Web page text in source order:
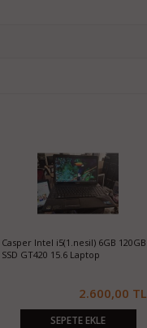
Asus D509DA-EJ315 Ryzen5 3500
8GB 256SSD 15.6 Taşınabilir
9.250,00 TL
SEPETE EKLE